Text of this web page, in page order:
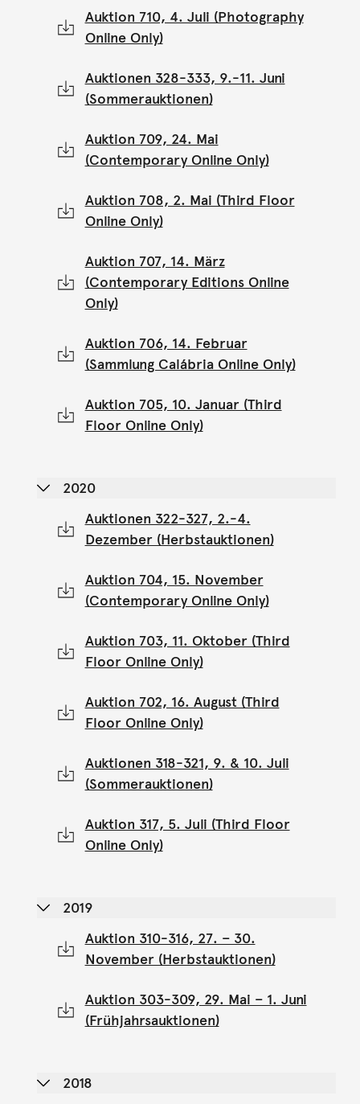
Auktion 710, 4. Juli (Photography
Online Only)
Auktionen 328-333, 9.-11. Juni
(Sommerauktionen)
Auktion 709, 24. Mai
(Contemporary Online Only)
Auktion 708, 2. Mai (Third Floor
Online Only)
Auktion 707, 14. März
(Contemporary Editions Online
Only)
Auktion 706, 14. Februar
(Sammlung Calábria Online Only)
Auktion 705, 10. Januar (Third
Floor Online Only)
2020
Auktionen 322-327, 2.-4.
Dezember (Herbstauktionen)
Auktion 704, 15. November
(Contemporary Online Only)
Auktion 703, 11. Oktober (Third
Floor Online Only)
Auktion 702, 16. August (Third
Floor Online Only)
Auktionen 318-321, 9. & 10. Juli
(Sommerauktionen)
Auktion 317, 5. Juli (Third Floor
Online Only)
2019
Auktion 310-316, 27. – 30.
November (Herbstauktionen)
Auktion 303-309, 29. Mai – 1. Juni
(Frühjahrsauktionen)
2018